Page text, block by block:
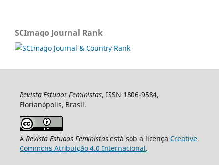
SCImago Journal Rank
Revista Estudos Feministas, ISSN 1806-9584,
Florianópolis, Brasil.
A Revista Estudos Feministasestá sob a licença Creative
Commons Atribuição 4.0 Internacional.